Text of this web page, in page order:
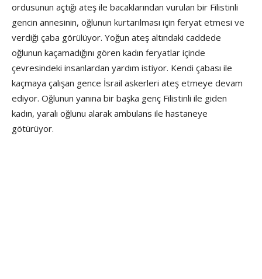
ordusunun açtığı ateş ile bacaklarından vurulan bir Filistinli
gencin annesinin, oğlunun kurtarılması için feryat etmesi ve
verdiği çaba görülüyor. Yoğun ateş altındaki caddede
oğlunun kaçamadığını gören kadın feryatlar içinde
çevresindeki insanlardan yardım istiyor. Kendi çabası ile
kaçmaya çalışan gence İsrail askerleri ateş etmeye devam
ediyor. Oğlunun yanına bir başka genç Filistinli ile giden
kadın, yaralı oğlunu alarak ambulans ile hastaneye
götürüyor.